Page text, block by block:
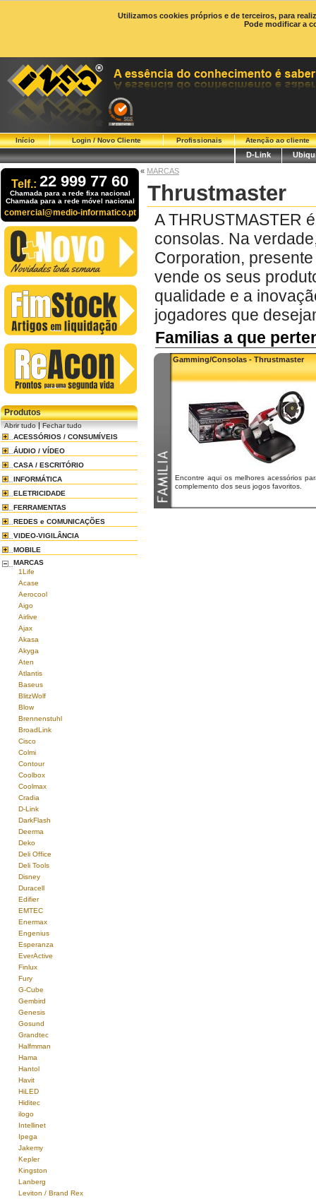
Utilizamos cookies próprios e de terceiros, para
Pode modificar a
Início Login / Novo Cliente Profissionais Atenção ao cliente
D-Link
Telf.: 22 999 77 60
Chamada para a rede fixa nacional
Chamada para a rede móvel nacional
comercial@medio-informatico.pt
Produtos
Abrir tudo|Fechar tudo
ACESSÓRIOS / CONSUMÍVEIS
ÁUDIO / VÍDEO
CASA / ESCRITÓRIO
INFORMÁTICA
ELETRICIDADE
FERRAMENTAS
REDES e COMUNICAÇÕES
VIDEO-VIGILÂNCIA
MOBILE
MARCAS
1Life
Acase
Aerocool
Aigo
Airlive
Ajax
Akasa
Akyga
Aten
Atlantis
Baseus
BlitzWolf
Blow
Brennenstuhl
BroadLink
Cisco
Colmi
Contour
Coolbox
Coolmax
Cradia
D-Link
DarkFlash
Deerma
Deko
Deli Office
Deli Tools
Disney
Duracell
Edifier
EMTEC
Enermax
Engenius
Esperanza
EverActive
Finlux
Fury
G-Cube
Gembird
Genesis
Gosund
Grandtec
Halfmman
Hama
Hantol
Havit
HiLED
Hiditec
ilogo
Intellinet
Ipega
Jakemy
Kepler
Kingston
Lanberg
Leviton / Brand Rex
« MARCAS
Thrustmaster
A THRUSTMASTER
consolas. Na
Corporation,
vende os seus
qualidade e a
jogadores que
Familias a que
Gamming/Consolas - Thrustmaster
Encontre aqui os melhores acessórios
complemento dos seus jogos favoritos.